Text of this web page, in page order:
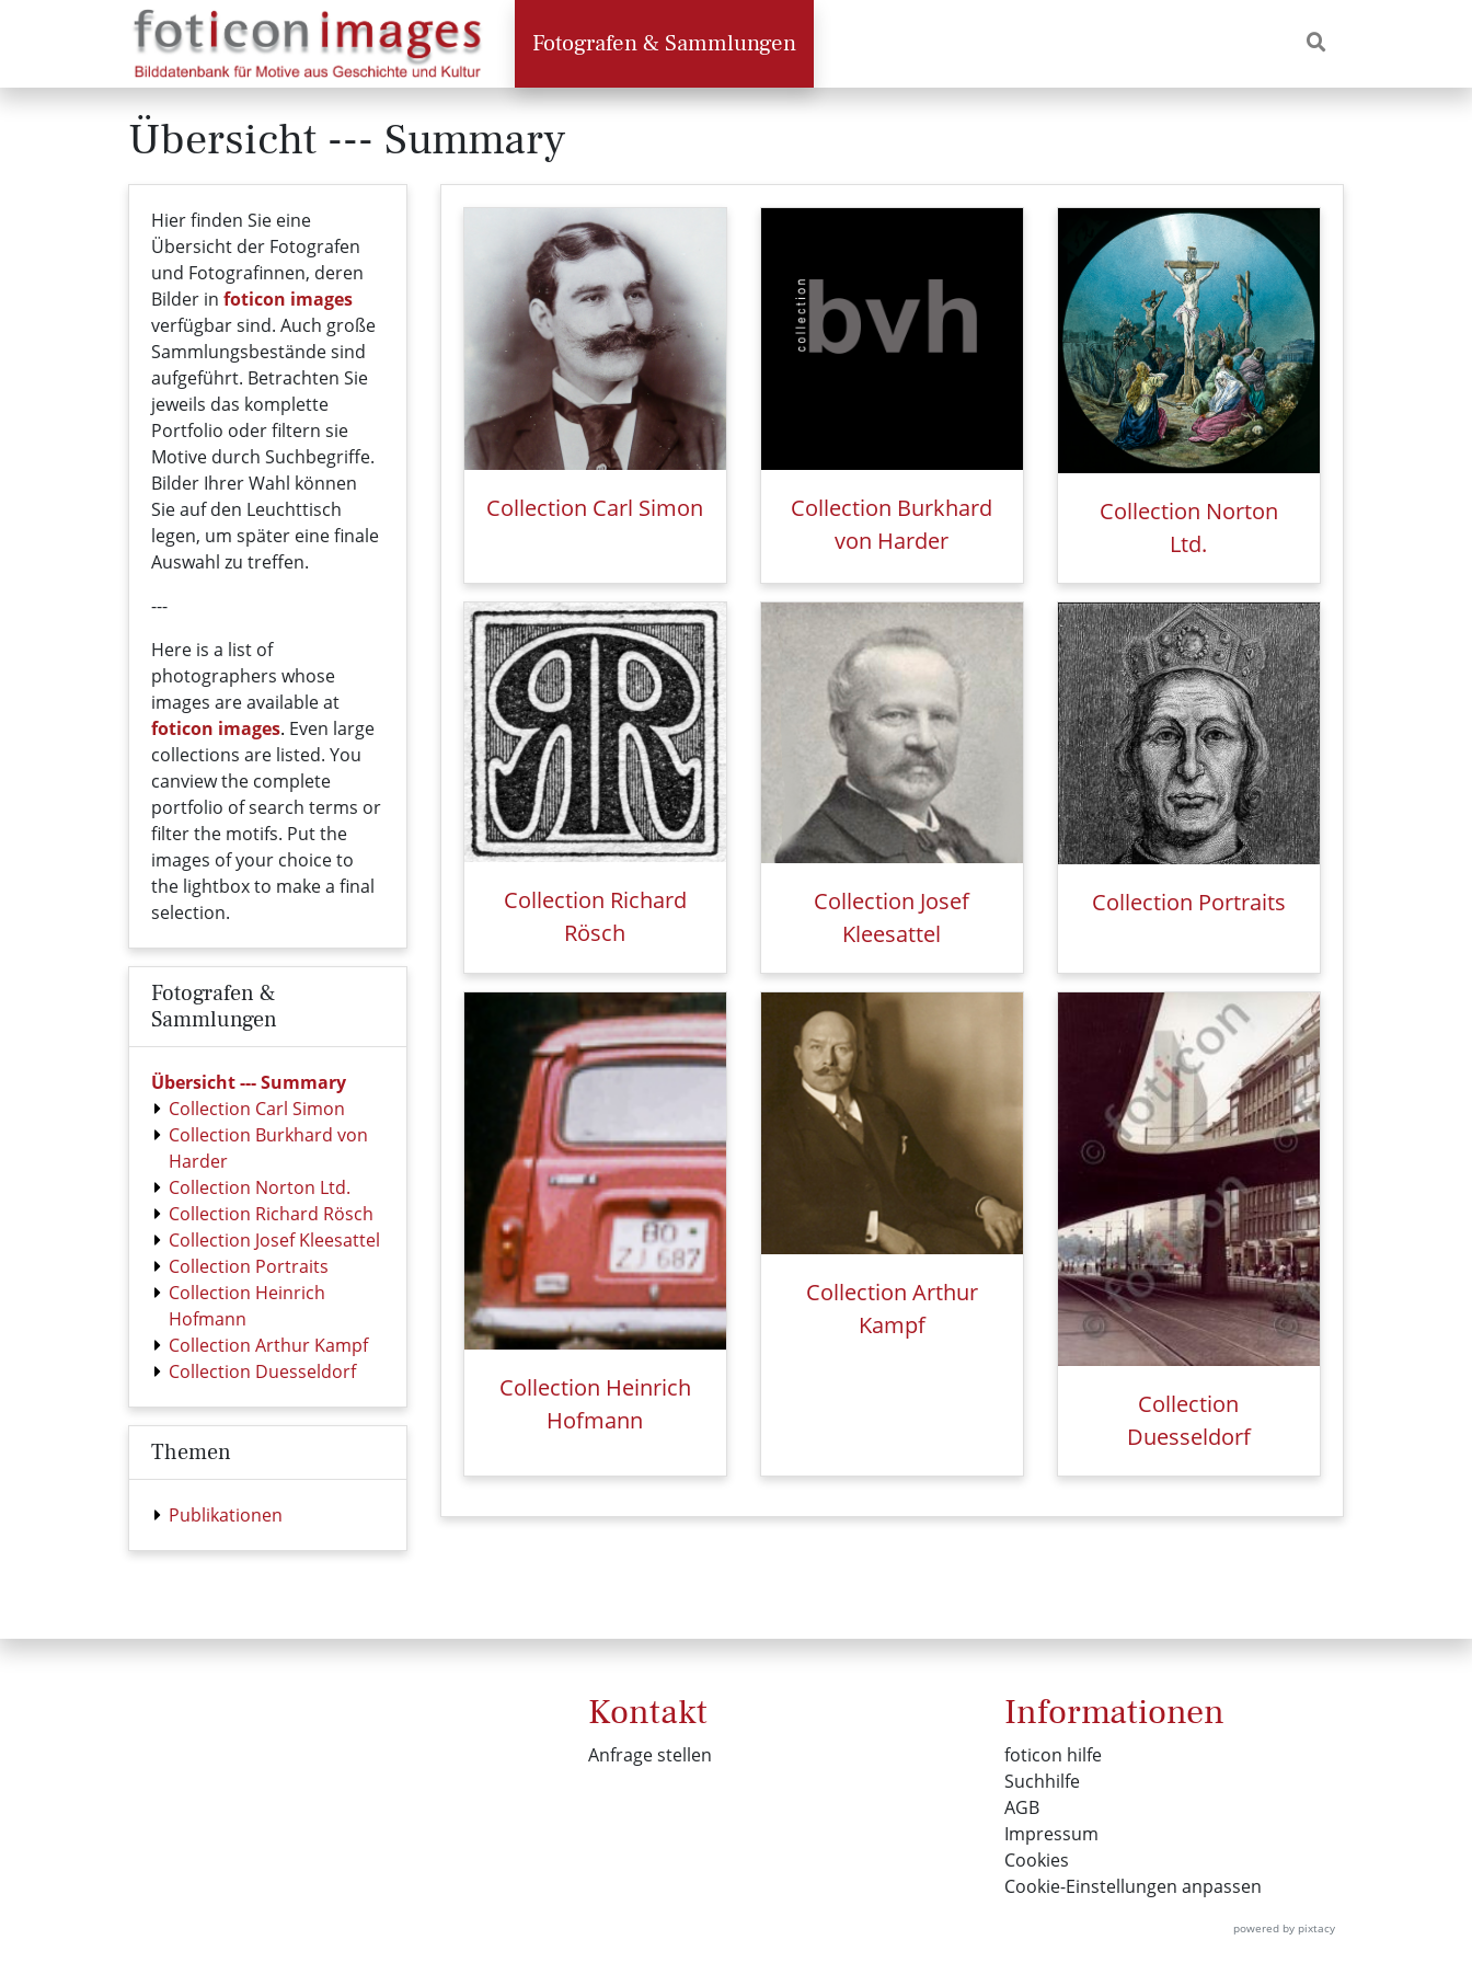
Fotografen & Sammlungen
Übersicht --- Summary
Hier finden Sie eine
Übersicht der Fotografen
und Fotografinnen, deren
Bilder in foticon images
verfügbar sind. Auch große
Sammlungsbestände sind
aufgeführt. Betrachten Sie
jeweils das komplette
Portfolio oder filtern sie
Motive durch Suchbegriffe.
Bilder Ihrer Wahl können
Sie auf den Leuchttisch
legen, um später eine finale
Auswahl zu treffen.
---
Here is a list of
photographers whose
images areavailableat
foticon images. Even large
collections are listed. You
canview the complete
portfolio ofsearch terms or
filterthe motifs. Put the
images of your choiceto
the lightboxto make a final
selection.
Fotografen &
Sammlungen
Übersicht --- Summary
Collection Carl Simon
Collection Burkhard von
Harder
Collection Norton Ltd.
Collection Richard Rösch
Collection Josef Kleesattel
Collection Portraits
Collection Heinrich
Hofmann
Collection Arthur Kampf
Collection Duesseldorf
Themen
Publikationen
Collection Carl Simon
Collection Burkhard
von Harder
Collection Norton
Ltd.
Collection Richard
Rösch
Collection Josef
Kleesattel
Collection Portraits
Collection Heinrich
Hofmann
Collection Arthur
Kampf
Collection
Duesseldorf
Kontakt
Anfrage stellen
Informationen
foticon hilfe
Suchhilfe
AGB
Impressum
Cookies
Cookie-Einstellungen anpassen
powered by pixtacy